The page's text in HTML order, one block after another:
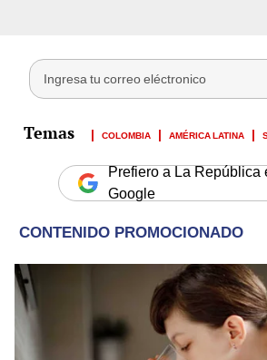
COLOMBIA AMÉRICA LATINA
Prefiero a La República
Google